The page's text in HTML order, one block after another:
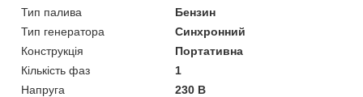
Тип палива
Бензин
Тип генератора
Синхронний
Конструкція
Портативна
Кількість фаз
1
Напруга
230 В